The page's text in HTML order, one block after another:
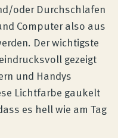
oder Durchschlafen
Computer also aus
Der wichtigste
gezeigt
und Handys
Lichtfarbe gaukelt
es hell wie am Tag